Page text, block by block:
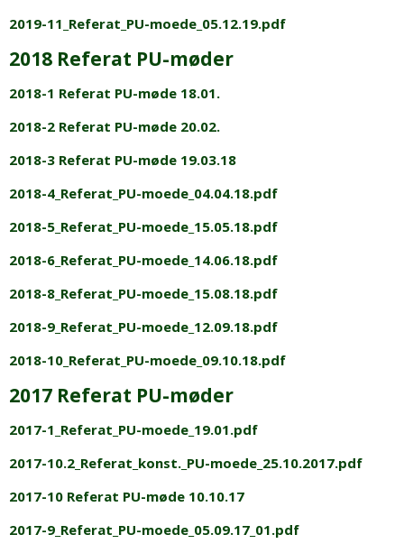
2019-11_Referat_PU-moede_05.12.19.pdf
2018 Referat PU-møder
2018-1 Referat PU-møde 18.01.
2018-2 Referat PU-møde 20.02.
2018-3 Referat PU-møde 19.03.18
2018-4_Referat_PU-moede_04.04.18.pdf
2018-5_Referat_PU-moede_15.05.18.pdf
2018-6_Referat_PU-moede_14.06.18.pdf
2018-8_Referat_PU-moede_15.08.18.pdf
2018-9_Referat_PU-moede_12.09.18.pdf
2018-10_Referat_PU-moede_09.10.18.pdf
2017 Referat PU-møder
2017-1_Referat_PU-moede_19.01.pdf
2017-10.2_Referat_konst._PU-moede_25.10.2017.pdf
2017-10 Referat PU-møde 10.10.17
2017-9_Referat_PU-moede_05.09.17_01.pdf